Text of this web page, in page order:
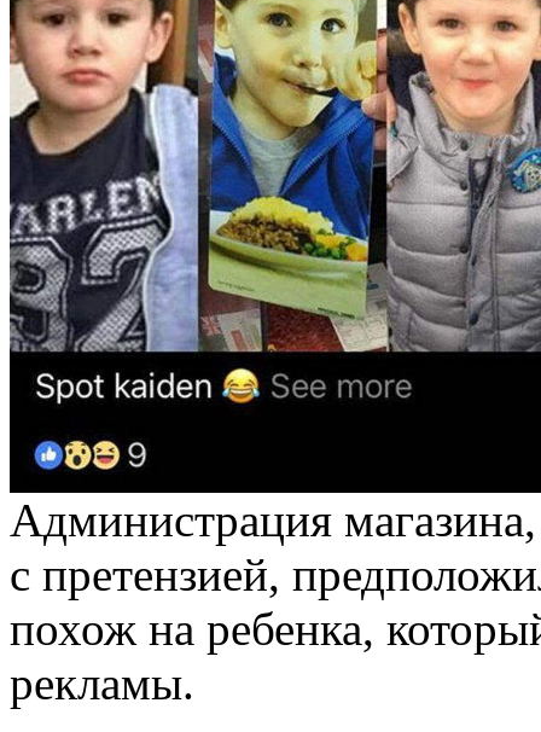
Администрация
с претензией,
похож на ребенка,
рекламы.